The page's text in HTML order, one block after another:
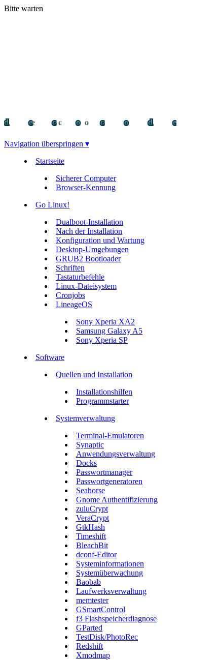
Bitte warten
decocode
decocode
deco
Navigation überspringen ▾
Startseite
Sicherer Computer
Browser-Kennung
Go Linux!
Dualboot-Installation
Nach der Installation
Konfiguration und Wartung
Desktop-Umgebungen
GRUB2 Bootloader
Schriften
Tastaturbefehle
Linux-Dateisystem
Cronjobs
LineageOS
Sony Xperia XA2
Samsung Galaxy A5
Sony Xperia SP
Software
Quellen und Installation
Installationshilfen
Programmstarter
Systemverwaltung
Terminal-Emulatoren
Synaptic
Anwendungsverwaltung
Docks
Passwortmanager
Passwortgeneratoren
Seahorse
Gnome Authentifizierung
zuluCrypt
VeraCrypt
GtkHash
Timeshift
BleachBit
dconf-Editor
Systeminformationen
Systemüberwachung
Baobab
Laufwerksverwaltung
memtester
GSmartControl
f3 Flashspeicherdiagnose
GParted
TestDisk/PhotoRec
Redshift
Xmodmap